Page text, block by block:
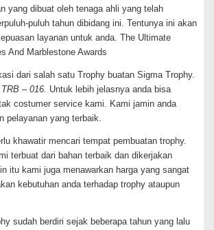
yang dibuat oleh tenaga ahli yang telah
puluh tahun dibidang ini. Tentunya ini akan
layanan untuk anda. The Ultimate
And Marblestone Awards
dari salah satu Trophy buatan Sigma Trophy.
– 016. Untuk lebih jelasnya anda bisa
costumer service kami. Kami jamin anda
pelayanan yang terbaik.
khawatir mencari tempat pembuatan trophy.
terbuat dari bahan terbaik dan dikerjakan
itu kami juga menawarkan harga yang sangat
kebutuhan anda terhadap trophy ataupun
sudah berdiri sejak beberapa tahun yang lalu